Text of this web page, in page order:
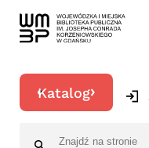
Katalog